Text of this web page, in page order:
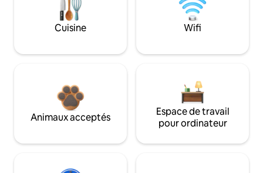
Cuisine Wifi
Animaux acceptés
Espace de travail
pour ordinateur